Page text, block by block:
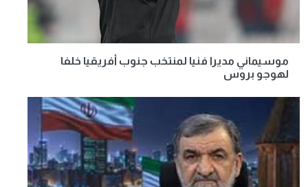
موسيماني مديرا فنيا لمنتخب جنوب أفريقيا خلفا
لهوجو بروس